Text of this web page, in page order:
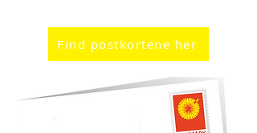
Find postkortene her